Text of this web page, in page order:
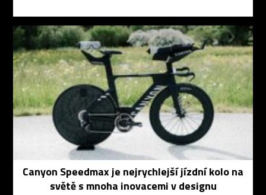
Canyon Speedmax je nejrychlejší jízdní kolo na
světě s mnoha inovacemi v designu